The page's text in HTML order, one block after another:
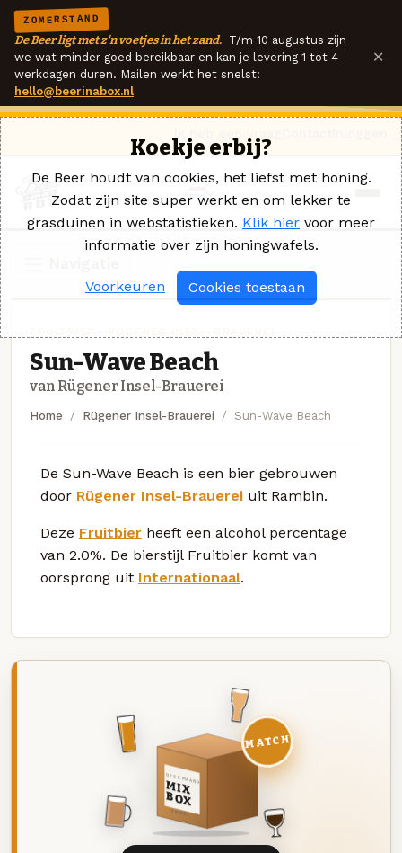
ZOMERSTAND
De Beer ligt met z'n voetjes in het zand. T/m 10 augustus zijn
we wat minder goed bereikbaar en kan je levering 1 tot 4
werkdagen duren. Mailen werkt het snelst:
hello@beerinabox.nl
×
Sun-Wave Beach
van Rügener Insel-Brauerei
Home Rügener Insel-Brauerei Sun-Wave Beach
De Sun-Wave Beach is een bier gebrouwen
door Rügener Insel-Brauerei uit Rambin.
Deze Fruitbier heeft een alcohol percentage
van 2.0%. De bierstijl Fruitbier komt van
oorsprong uit Internationaal.
DEZE MAAND
MIX
BOX
8 BIEREN
MATCH
Koekje erbij?
De Beer houdt van cookies, het liefst met honing.
Zodat zijn site super werkt en om lekker te
grasduinen in webstatistieken. Klik hier voor meer
informatie over zijn honingwafels.
Voorkeuren Cookies toestaan